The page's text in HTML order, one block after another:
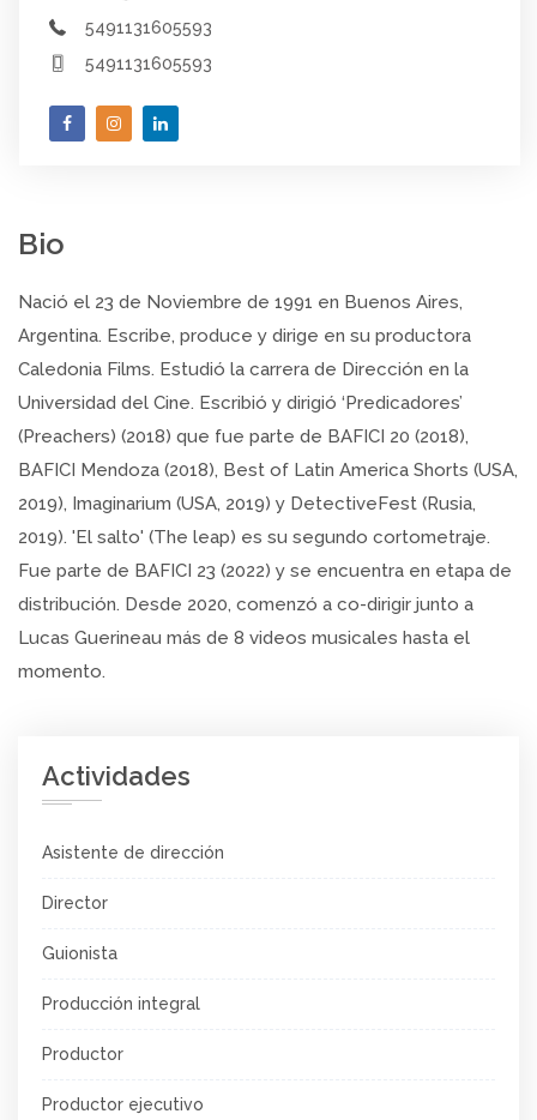
5491131605593
5491131605593
Bio
Nació el 23 de Noviembre de 1991 en Buenos Aires,
Argentina. Escribe, produce y dirige en su productora
Caledonia Films. Estudió la carrera de Dirección en la
Universidad del Cine. Escribió y dirigió ‘Predicadores’
(Preachers) (2018) que fue parte de BAFICI 20 (2018),
BAFICI Mendoza (2018), Best of Latin America Shorts (USA,
2019), Imaginarium (USA, 2019) y DetectiveFest (Rusia,
2019). 'El salto' (The leap) es su segundo cortometraje.
Fue parte de BAFICI 23 (2022) y se encuentra en etapa de
distribución. Desde 2020, comenzó a co-dirigir junto a
Lucas Guerineau más de 8 videos musicales hasta el
momento.
Actividades
Asistente de dirección
Director
Guionista
Producción integral
Productor
Productor ejecutivo